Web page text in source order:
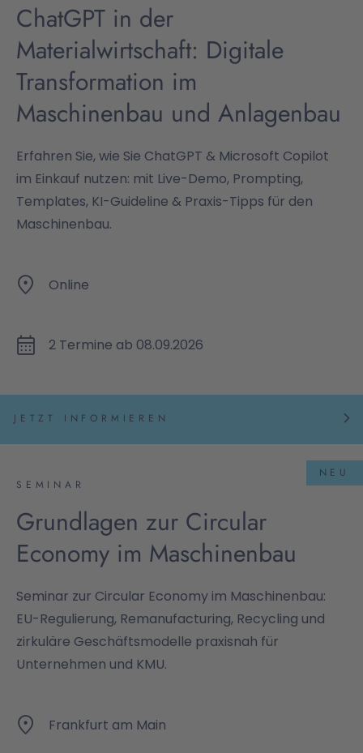
ChatGPT in der
Materialwirtschaft: Digitale
Transformation im
Maschinenbau und Anlagenbau
Erfahren Sie, wie Sie ChatGPT & Microsoft Copilot
im Einkauf nutzen: mit Live-Demo, Prompting,
Templates, KI-Guideline & Praxis-Tipps für den
Maschinenbau.
Online
2 Termine ab 08.09.2026
JETZT INFORMIEREN
SEMINAR
Grundlagen zur Circular
Economy im Maschinenbau
NEU
Seminar zur Circular Economy im Maschinenbau:
EU-Regulierung, Remanufacturing, Recycling und
zirkuläre Geschäftsmodelle praxisnah für
Unternehmen und KMU.
Frankfurt am Main